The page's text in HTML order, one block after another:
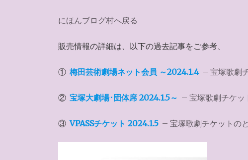
にほんブログ村へ戻る
販売情報の詳細は、以下の過去記事をご参考、
① 梅田芸術劇場ネット会員 ～2024.1.4 – 宝塚歌劇
② 宝塚大劇場･団体席 2024.1.5～ – 宝塚歌劇チケ
③ VPASSチケット 2024.1.5 – 宝塚歌劇チケット